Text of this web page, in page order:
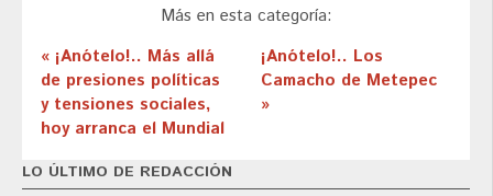
Más en esta categoría:
« ¡Anótelo!.. Más allá
de presiones políticas
y tensiones sociales,
hoy arranca el Mundial
¡Anótelo!.. Los
Camacho de Metepec
»
LO ÚLTIMO DE REDACCIÓN